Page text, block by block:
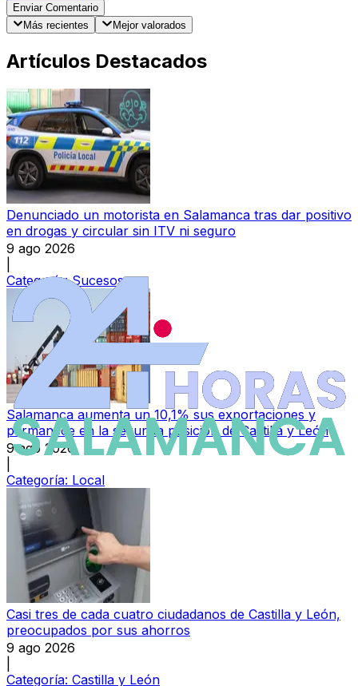
Enviar Comentario
Más recientes
Mejor valorados
Artículos Destacados
Denunciado un motorista en Salamanca tras dar positivo
en drogas y circular sin ITV ni seguro
9 ago 2026
Categoría:Sucesos
Salamanca aumenta un 10,1% sus exportaciones y
permanece en la segunda posición de Castilla y León
9 ago 2026
Categoría: Local
Casi tres de cada cuatro ciudadanos de Castilla y León,
preocupados por sus ahorros
9 ago 2026
Categoría: Castilla y León